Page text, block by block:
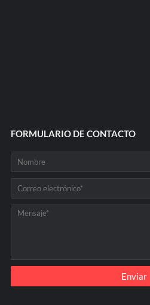
FORMULARIO DE CONTACTO